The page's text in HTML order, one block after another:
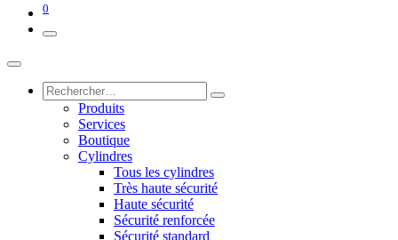
0
Produits
Services
Boutique
Cylindres
Tous les cylindres
Très haute sécurité
Haute sécurité
Sécurité renforcée
Sécurité standard